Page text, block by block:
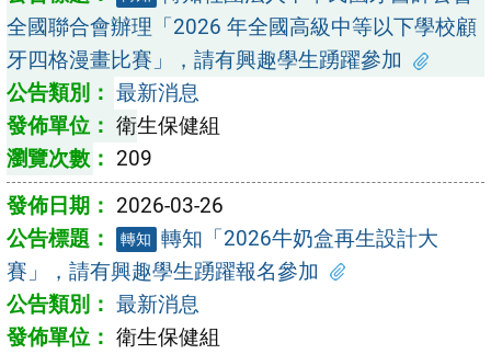
全國聯合會辦理「2026 年全國高級中等以下學校顧
牙四格漫畫比賽」，請有興趣學生踴躍參加
最新消息
衛生保健組
209
2026-03-26
轉知 轉知「2026牛奶盒再生設計大
賽」，請有興趣學生踴躍報名參加
最新消息
衛生保健組